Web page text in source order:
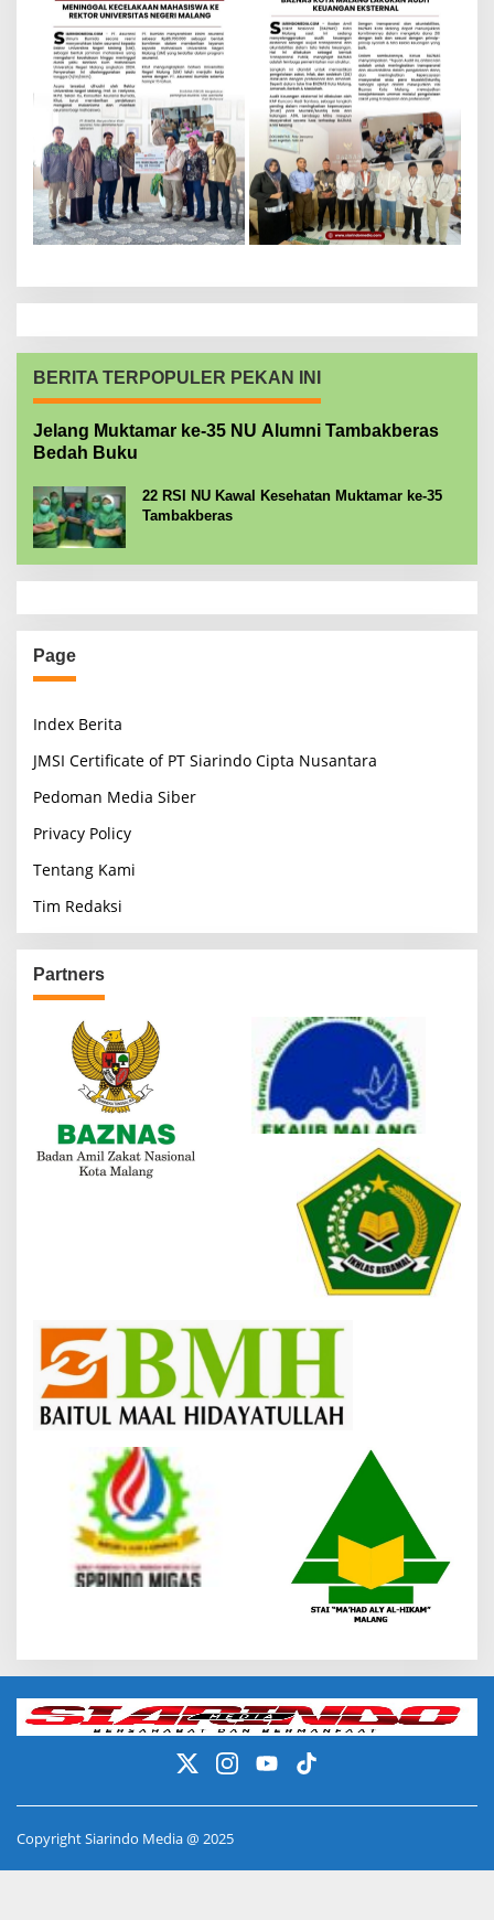
BERITA TERPOPULER PEKAN INI
Jelang Muktamar ke-35 NU Alumni Tambakberas
Bedah Buku
22 RSI NU Kawal Kesehatan Muktamar ke-35
Tambakberas
Page
Index Berita
JMSI Certificate of PT Siarindo Cipta Nusantara
Pedoman Media Siber
Privacy Policy
Tentang Kami
Tim Redaksi
Partners
Copyright Siarindo Media @ 2025